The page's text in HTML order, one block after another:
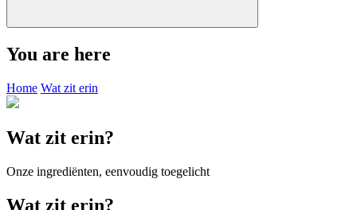
You are here
Home Wat zit erin
Wat zit erin?
Onze ingrediënten, eenvoudig toegelicht
Wat zit erin?